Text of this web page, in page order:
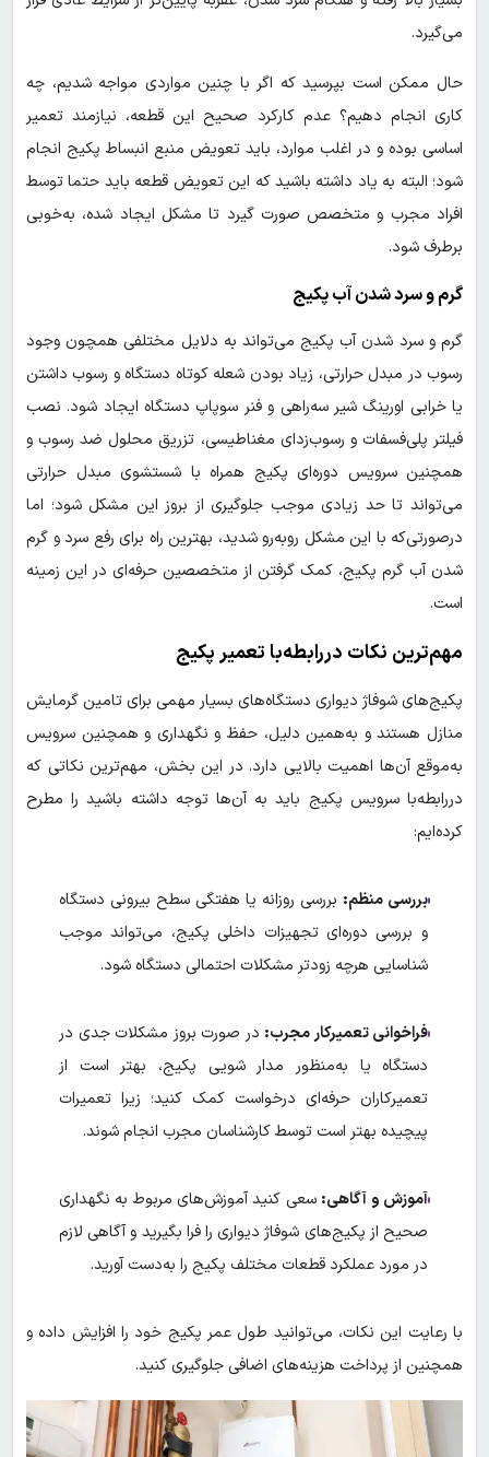
می‌گیرد.
حال ممکن است بپرسید که اگر با چنین مواردی مواجه شدیم، چه
کاری انجام دهیم؟ عدم کارکرد صحیح این قطعه، نیازمند تعمیر
اساسی بوده و در اغلب موارد، باید تعویض منبع انبساط پکیج انجام
شود؛ البته به یاد داشته باشید که این تعویض قطعه باید حتما توسط
افراد مجرب و متخصص صورت گیرد تا مشکل ایجاد شده، به‌خوبی
برطرف شود.
گرم و سرد شدن آب پکیج
گرم و سرد شدن آب پکیج می‌تواند به دلایل مختلفی همچون وجود
رسوب در مبدل حرارتی، زیاد بودن شعله کوتاه دستگاه و رسوب داشتن
یا خرابی اورینگ شیر سه‌راهی و فنر سوپاپ دستگاه ایجاد شود. نصب
فیلتر پلی‌فسفات و رسوب‌زدای مغناطیسی، تزریق محلول ضد رسوب و
همچنین سرویس دوره‌ای پکیج همراه با شستشوی مبدل حرارتی
می‌تواند تا حد زیادی موجب جلوگیری از بروز این مشکل شود؛ اما
درصورتی‌که با این مشکل روبه‌رو شدید، بهترین راه برای رفع سرد و گرم
شدن آب گرم پکیج، کمک گرفتن از متخصصین حرفه‌ای در این زمینه
است.
مهم‌ترین نکات دررابطه‌با تعمیر پکیج
پکیج‌های شوفاژ دیواری دستگاه‌های بسیار مهمی برای تامین گرمایش
منازل هستند و به‌همین دلیل، حفظ و نگهداری و همچنین سرویس
به‌موقع آن‌ها اهمیت بالایی دارد. در این بخش، مهم‌ترین نکاتی که
در‌رابطه‌با سرویس پکیج باید به آن‌ها توجه داشته باشید را مطرح
کرده‌ایم:
بررسی منظم: بررسی روزانه یا هفتگی سطح بیرونی دستگاه
و بررسی دوره‌ای تجهیزات داخلی پکیج، می‌تواند موجب
شناسایی هرچه زودتر مشکلات احتمالی دستگاه شود.
فراخوانی تعمیرکار مجرب: در صورت بروز مشکلات جدی در
دستگاه یا به‌منظور مدار شویی پکیج، بهتر است از
تعمیرکاران حرفه‌ای درخواست کمک کنید؛ زیرا تعمیرات
پیچیده بهتر است توسط کارشناسان مجرب انجام شوند.
آموزش و آگاهی: سعی کنید آموزش‌های مربوط به نگهداری
صحیح از پکیج‌های شوفاژ دیواری را فرا بگیرید و آگاهی لازم
در مورد عملکرد قطعات مختلف پکیج را به‌دست آورید.
با رعایت این نکات، می‌توانید طول عمر پکیج خود را افزایش داده و
همچنین از پرداخت هزینه‌های اضافی جلوگیری کنید.